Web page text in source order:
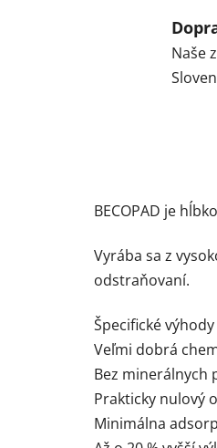
Naše
BECOPAD je
Vyrába sa z
odstraňovaní.
Špecifické výhody
Veľmi dobrá
Bez minerálnych
Prakticky nulový
Minimálna